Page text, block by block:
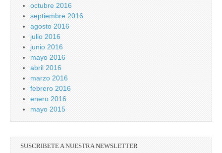
octubre 2016
septiembre 2016
agosto 2016
julio 2016
junio 2016
mayo 2016
abril 2016
marzo 2016
febrero 2016
enero 2016
mayo 2015
SUSCRIBETE A NUESTRA NEWSLETTER